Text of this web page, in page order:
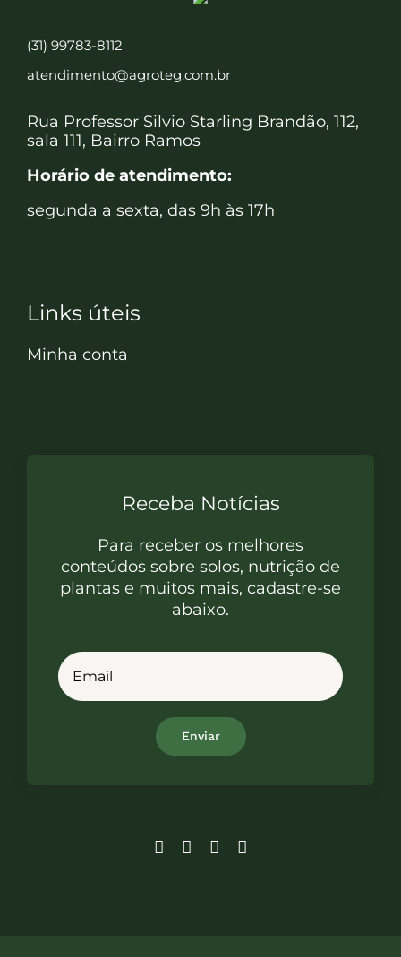
(31) 99783-8112
atendimento@agroteg.com.br
Rua Professor Silvio Starling Brandão, 112,
sala 111, Bairro Ramos
Horário de atendimento:
segunda a sexta, das 9h às 17h
Links úteis
Minha conta
Receba Notícias
Para receber os melhores
conteúdos sobre solos, nutrição de
plantas e muitos mais, cadastre-se
abaixo.